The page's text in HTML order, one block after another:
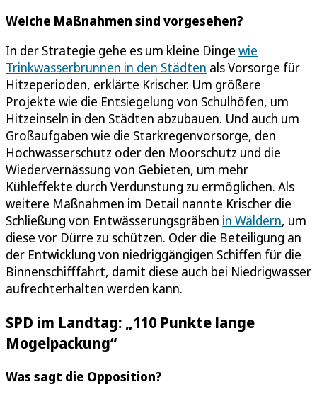
Welche Maßnahmen sind vorgesehen?
In der Strategie gehe es um kleine Dinge wie
Trinkwasserbrunnen in den Städten als Vorsorge für
Hitzeperioden, erklärte Krischer. Um größere
Projekte wie die Entsiegelung von Schulhöfen, um
Hitzeinseln in den Städten abzubauen. Und auch um
Großaufgaben wie die Starkregenvorsorge, den
Hochwasserschutz oder den Moorschutz und die
Wiedervernässung von Gebieten, um mehr
Kühleffekte durch Verdunstung zu ermöglichen. Als
weitere Maßnahmen im Detail nannte Krischer die
Schließung von Entwässerungsgräben in Wäldern, um
diese vor Dürre zu schützen. Oder die Beteiligung an
der Entwicklung von niedriggängigen Schiffen für die
Binnenschifffahrt, damit diese auch bei Niedrigwasser
aufrechterhalten werden kann.
SPD im Landtag: „110 Punkte lange
Mogelpackung“
Was sagt die Opposition?